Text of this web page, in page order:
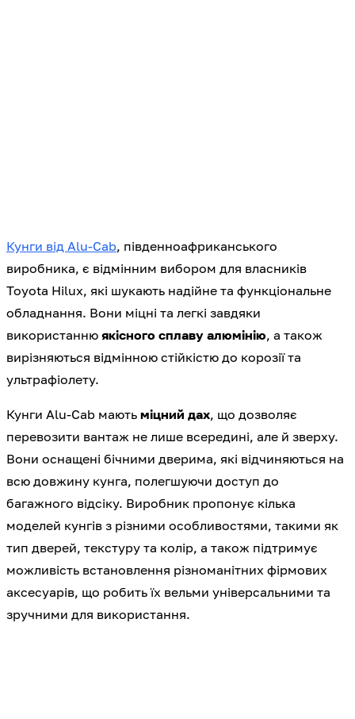
Кунги від Alu-Cab, південноафриканського
виробника, є відмінним вибором для власників
Toyota Hilux, які шукають надійне та функціональне
обладнання. Вони міцні та легкі завдяки
використанню якісного сплаву алюмінію, а також
вирізняються відмінною стійкістю до корозії та
ультрафіолету.
Кунги Alu-Cab мають міцний дах, що дозволяє
перевозити вантаж не лише всередині, але й зверху.
Вони оснащені бічними дверима, які відчиняються на
всю довжину кунга, полегшуючи доступ до
багажного відсіку. Виробник пропонує кілька
моделей кунгів з різними особливостями, такими як
тип дверей, текстуру та колір, а також підтримує
можливість встановлення різноманітних фірмових
аксесуарів, що робить їх вельми універсальними та
зручними для використання.